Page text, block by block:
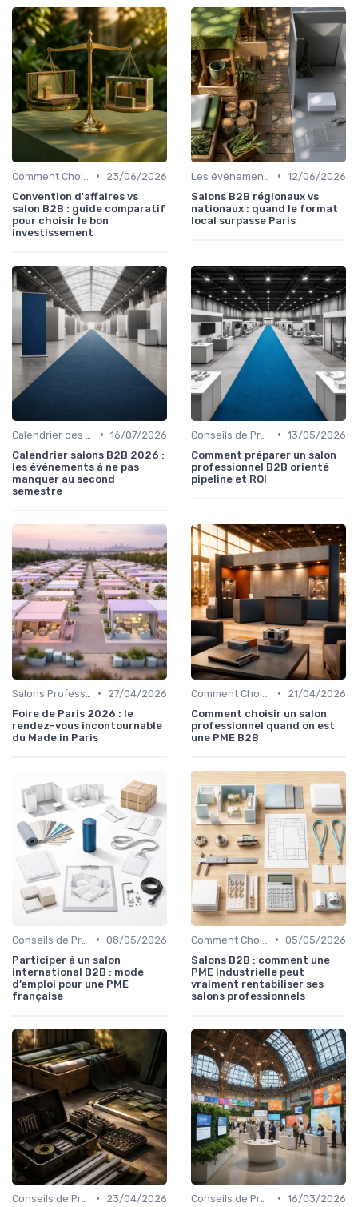
•
23/06/2026
Convention d'affaires vs
salon B2B : guide comparatif
pour choisir le bon
investissement
• 12/06/2026
Salons B2B régionaux vs
nationaux : quand le format
local surpasse Paris
• 16/07/2026
Calendrier salons B2B 2026 :
les événements à ne pas
manquer au second
semestre
• 13/05/2026
Comment préparer un salon
professionnel B2B orienté
pipeline et ROI
•
27/04/2026
Foire de Paris 2026 : le
rendez-vous incontournable
du Made in Paris
•
21/04/2026
Comment choisir un salon
professionnel quand on est
une PME B2B
• 08/05/2026
Participer à un salon
international B2B : mode
d’emploi pour une PME
française
• 05/05/2026
Salons B2B : comment une
PME industrielle peut
vraiment rentabiliser ses
salons professionnels
•
23/04/2026
• 16/03/2026